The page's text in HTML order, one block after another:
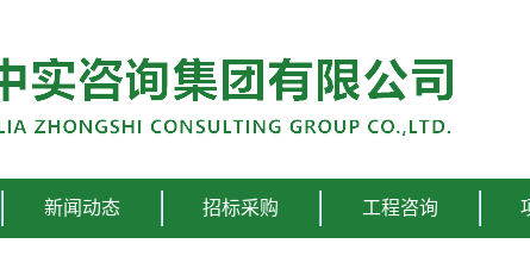
新闻动态 招标采购 工程咨询